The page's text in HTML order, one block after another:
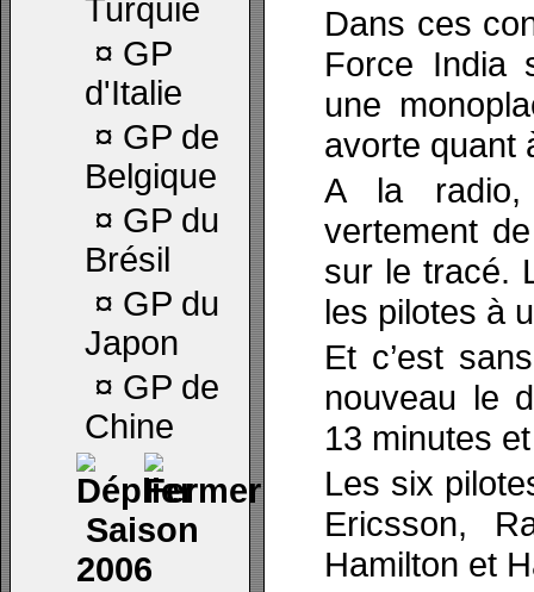
Turquie
¤ GP
d'Italie
¤ GP de
Belgique
¤ GP du
Brésil
¤ GP du
Japon
¤ GP de
Chine
Saison
2006
Dans ces
Force India
une
avorte quant
A la radio,
vertement
sur le tracé.
les pilotes à
Et c’est
nouveau le
13 minutes
Les six
Ericsson,
Hamilton et